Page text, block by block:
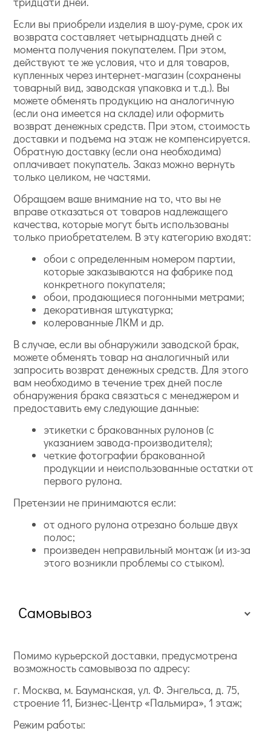
Если вы приобрели изделия в шоу-руме, срок их
возврата составляет четырнадцать дней с
момента получения покупателем. При этом,
действуют те же условия, что и для товаров,
купленных через интернет-магазин (сохранены
товарный вид, заводская упаковка и т.д.). Вы
можете обменять продукцию на аналогичную
(если она имеется на складе) или оформить
возврат денежных средств. При этом, стоимость
доставки и подъема на этаж не компенсируется.
Обратную доставку (если она необходима)
оплачивает покупатель. Заказ можно вернуть
только целиком, не частями.
Обращаем ваше внимание на то, что вы не
вправе отказаться от товаров надлежащего
качества, которые могут быть использованы
только приобретателем. В эту категорию входят:
обои с определенным номером партии,
которые заказываются на фабрике под
конкретного покупателя;
обои, продающиеся погонными метрами;
декоративная штукатурка;
колерованные ЛКМ и др.
В случае, если вы обнаружили заводской брак,
можете обменять товар на аналогичный или
запросить возврат денежных средств. Для этого
вам необходимо в течение трех дней после
обнаружения брака связаться с менеджером и
предоставить ему следующие данные:
этикетки с бракованных рулонов (с
указанием завода-производителя);
четкие фотографии бракованной
продукции и неиспользованные остатки от
первого рулона.
Претензии не принимаются если:
от одного рулона отрезано больше двух
полос;
произведен неправильный монтаж (и из-за
этого возникли проблемы со стыком).
Самовывоз
Помимо курьерской доставки, предусмотрена
возможность самовывоза по адресу:
г. Москва, м. Бауманская, ул. Ф. Энгельса, д. 75,
строение 11, Бизнес-Центр «Пальмира», 1 этаж;
Режим работы: